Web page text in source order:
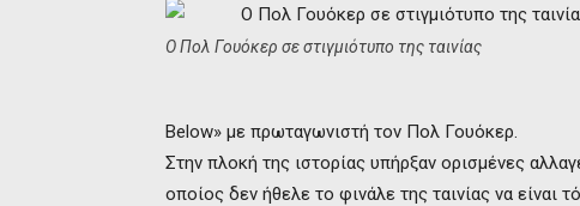
Ο Πολ Γουόκερ σε στιγμιότυπο της ταινίας
Below» με πρωταγωνιστή τον Πολ Γουόκερ.
Στην πλοκή της ιστορίας υπήρξαν ορισμένες
οποίος δεν ήθελε το φινάλε της ταινίας να είναι